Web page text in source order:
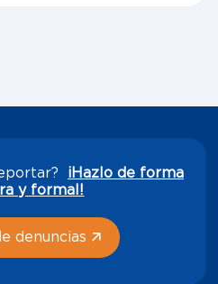
¡Hazlo de forma
y formal!
denuncias